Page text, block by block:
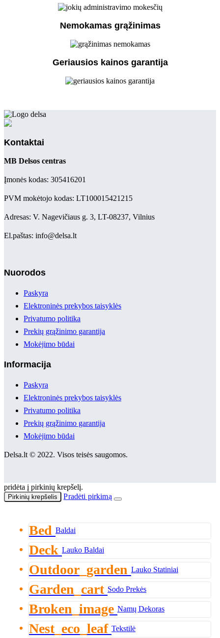
Nemokamas grąžinimas
Geriausios kainos garantija
Kontaktai
MB Delsos centras
Įmonės kodas: 305416201
PVM mokėtojo kodas: LT100015421215
Adresas: V. Nagevičiaus g. 3, LT-08237, Vilnius
El.paštas: info@delsa.lt
Nuorodos
Paskyra
Elektroninės prekybos taisyklės
Privatumo politika
Prekių grąžinimo garantija
Mokėjimo būdai
Informacija
Paskyra
Elektroninės prekybos taisyklės
Privatumo politika
Prekių grąžinimo garantija
Mokėjimo būdai
Delsa.lt © 2022. Visos teisės saugomos.
pridėta į pirkinių krepšelį.
Pirkinių krepšelis Pradėti pirkimą
Bed Baldai
Deck Lauko Baldai
Outdoor_garden Lauko Statiniai
Garden_cart Sodo Prekės
Broken_image Namų Dekoras
Nest_eco_leaf Tekstilė